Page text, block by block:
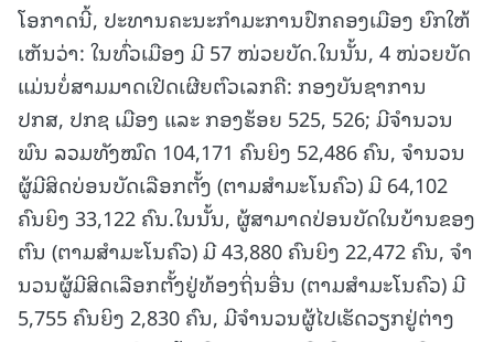
ໂອກາດນີ້, ປະທານຄະນະກຳມະການປົກຄອງເມືອງ ຍົກໃຫ້
ເຫັນວ່າ: ໃນທົ່ວເມືອງ ມີ 57 ໜ່ວຍບັດ.ໃນນັ້ນ, 4 ໜ່ວຍບັດ
ແມ່ນບໍ່ສາມມາດເປີດເຜີຍຕົວເລກຄື: ກອງບັນຊາການ
ປກສ, ປກຊ ເມືອງ ແລະ ກອງຮ້ອຍ 525, 526; ມີຈໍານວນ
ພົນ ລວມທັງໝົດ 104,171 ຄົນຍິງ 52,486 ຄົນ, ຈໍານວນ
ຜູ້ມີສິດບ່ອນບັດເລືອກຕັ້ງ (ຕາມສໍາມະໂນຄົວ) ມີ 64,102
ຄົນຍິງ 33,122 ຄົນ.ໃນນັ້ນ, ຜູ້ສາມາດປ່ອນບັດໃນບ້ານຂອງ
ຕົນ (ຕາມສໍາມະໂນຄົວ) ມີ 43,880 ຄົນຍິງ 22,472 ຄົນ, ຈໍາ
ນວນຜູ້ມີສິດເລືອກຕັ້ງຢູ່ທ້ອງຖິ່ນອື່ນ (ຕາມສໍາມະໂນຄົວ) ມີ
5,755 ຄົນຍິງ 2,830 ຄົນ, ມີຈໍານວນຜູ້ໄປເຮັດວຽກຢູ່ຕ່າງ